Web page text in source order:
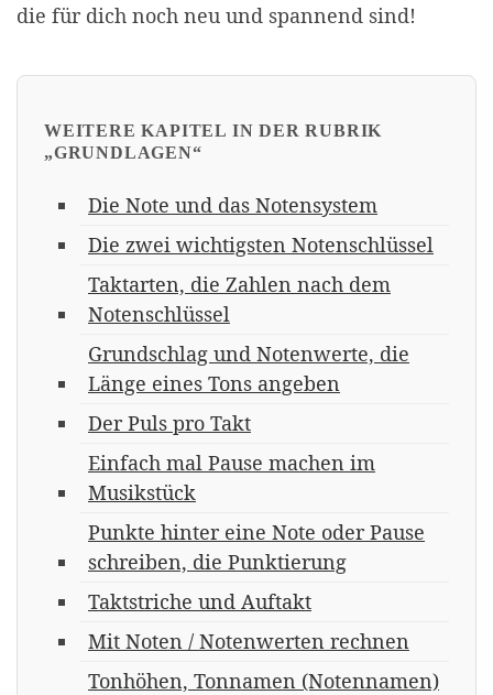
die für dich noch neu und spannend sind!
WEITERE KAPITEL IN DER RUBRIK
„GRUNDLAGEN“
Die Note und das Notensystem
Die zwei wichtigsten Notenschlüssel
Taktarten, die Zahlen nach dem
Notenschlüssel
Grundschlag und Notenwerte, die
Länge eines Tons angeben
Der Puls pro Takt
Einfach mal Pause machen im
Musikstück
Punkte hinter eine Note oder Pause
schreiben, die Punktierung
Taktstriche und Auftakt
Mit Noten / Notenwerten rechnen
Tonhöhen, Tonnamen (Notennamen)